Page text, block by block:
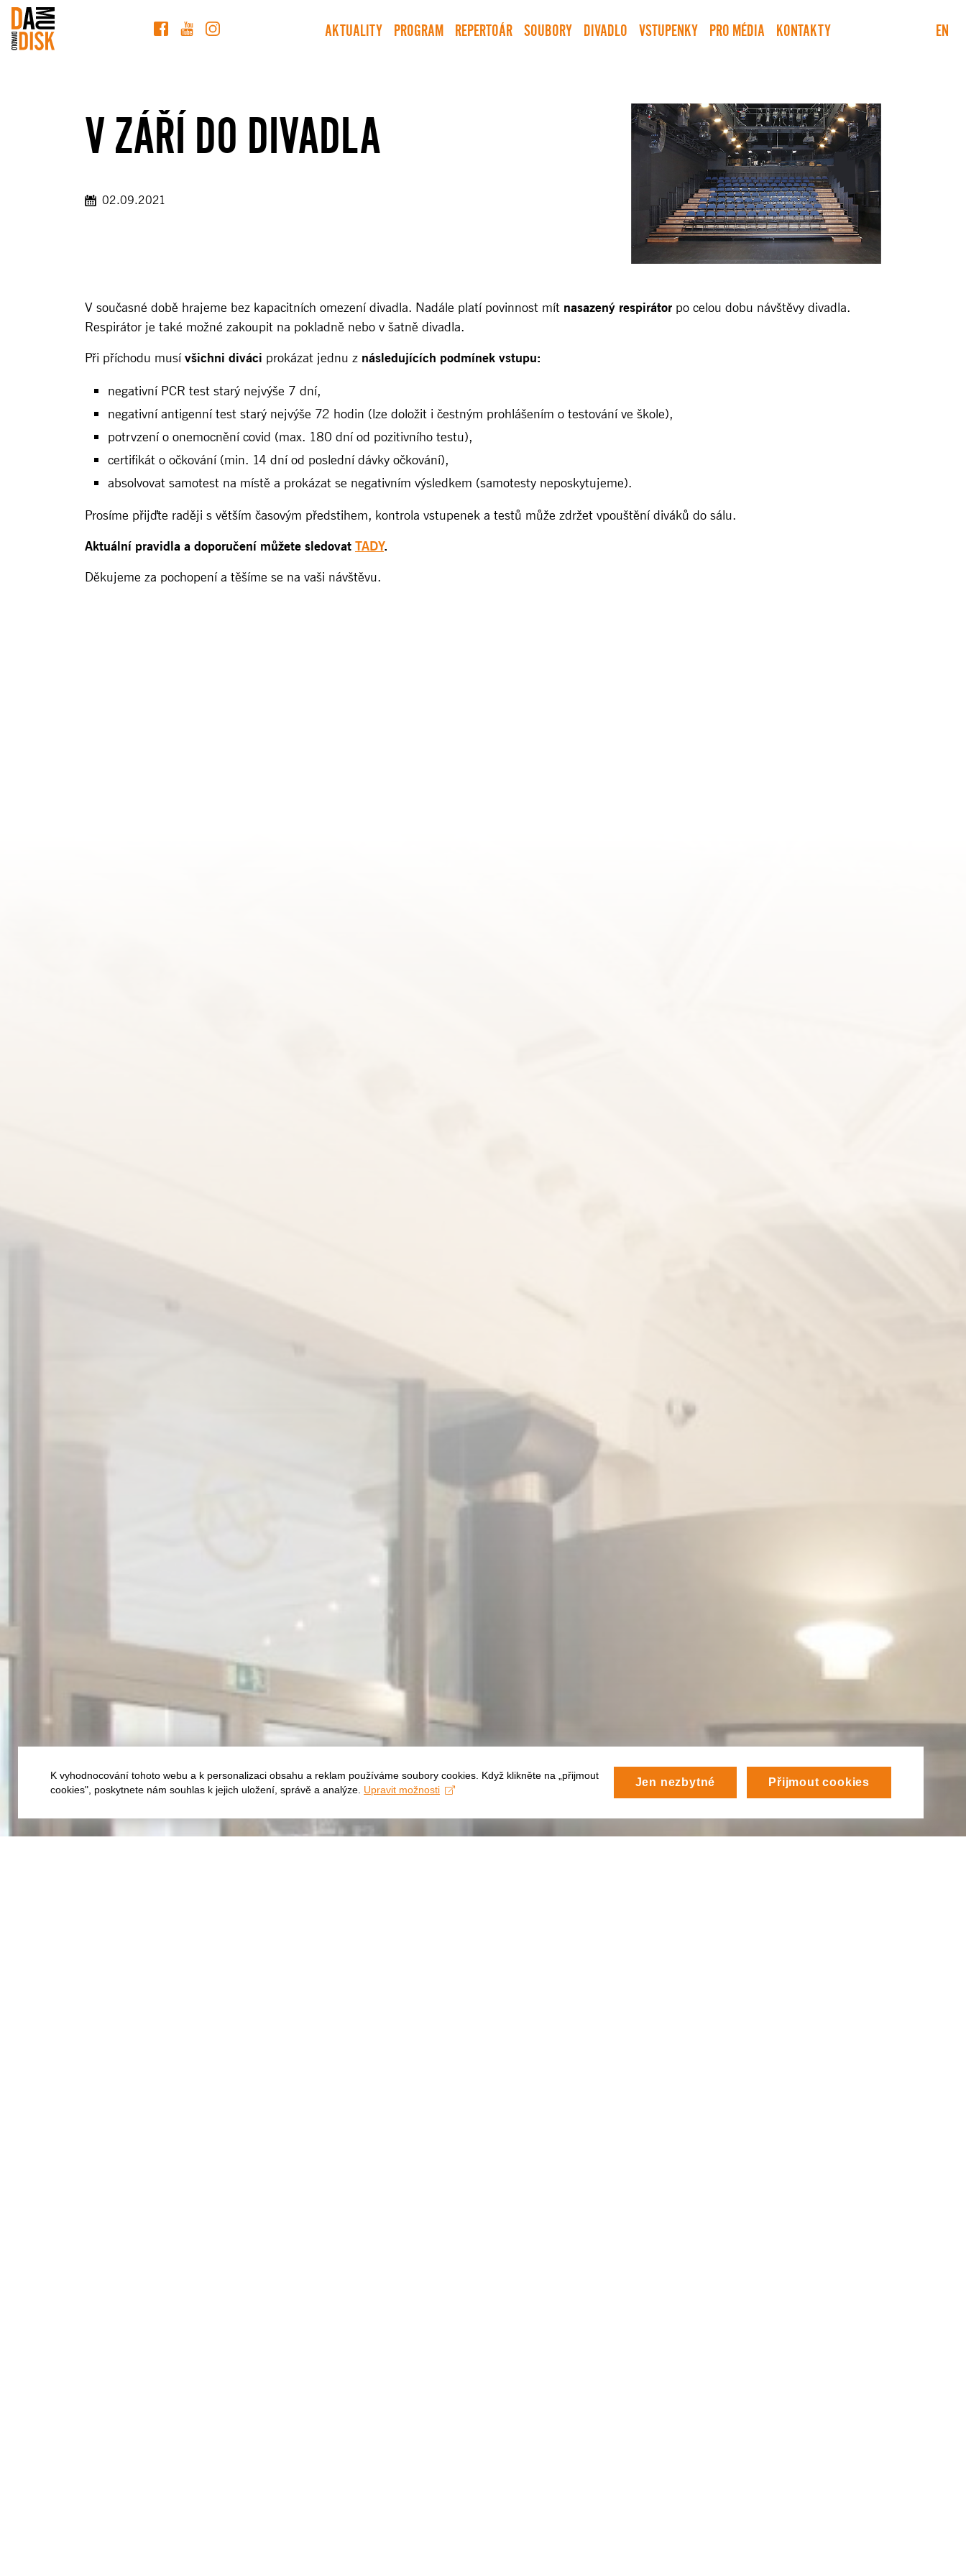
AKTUALITY PROGRAM REPERTOÁR SOUBORY DIVADLO VSTUPENKY PRO MÉDIA KONTAKTY EN
V ZÁŘÍ DO DIVADLA
02.09.2021
V současné době hrajeme bez kapacitních omezení divadla. Nadále platí povinnost mít nasazený respirátor po celou dobu návštěvy divadla.
Respirátor je také možné zakoupit na pokladně nebo v šatně divadla.
Při příchodu musí všichni diváci prokázat jednu z následujících podmínek vstupu:
negativní PCR test starý nejvýše 7 dní,
negativní antigenní test starý nejvýše 72 hodin (lze doložit i čestným prohlášením o testování ve škole),
potrvzení o onemocnění covid (max. 180 dní od pozitivního testu),
certifikát o očkování (min. 14 dní od poslední dávky očkování),
absolvovat samotest na místě a prokázat se negativním výsledkem (samotesty neposkytujeme).
Prosíme přijďte raději s větším časovým předstihem, kontrola vstupenek a testů může zdržet vpouštění diváků do sálu.
Aktuální pravidla a doporučení můžete sledovat TADY.
Děkujeme za pochopení a těšíme se na vaši návštěvu.
K vyhodnocování tohoto webu a k personalizaci obsahu a reklam používáme soubory cookies. Když klikněte na „přijmout
cookies", poskytnete nám souhlas k jejich uložení, správě a analýze. Upravit možnosti
Jen nezbytné Přijmout cookies